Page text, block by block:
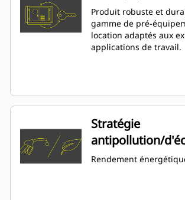
Produit robuste et
gamme de pré-
location adaptés aux
applications de travail.
Stratégie
antipollution/
carburant
Rendement